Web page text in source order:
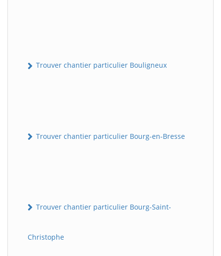
Trouver chantier particulier Bouligneux
Trouver chantier particulier Bourg-en-Bresse
Trouver chantier particulier Bourg-Saint-
Christophe